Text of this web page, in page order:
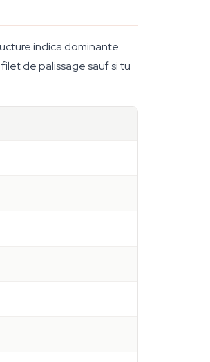
indica dominante
de palissage sauf si tu